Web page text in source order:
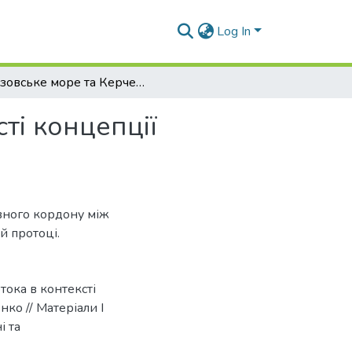
Log In
Азовське море та Керченська протока в контексті концепції морської політики України
концепції
кордону між
протоці.
в контексті
// Матеріали І
та